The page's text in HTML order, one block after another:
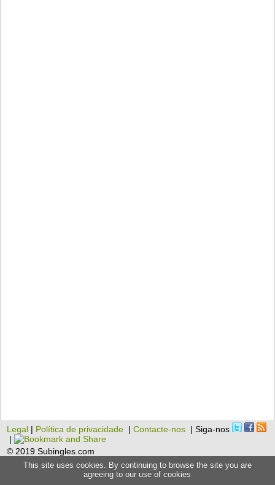
Legal | Política de privacidade |Contacte-nos | Siga-nos
|
© 2019 Subingles.com
This site uses cookies. By continuing to browse the site you are
agreeing to our use of cookies